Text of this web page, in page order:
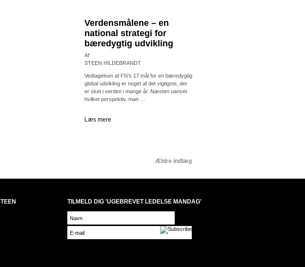
Verdensmålene – en
national strategi for
bæredygtig udvikling
Af
STEEN HILDEBRANDT
Vedtagelsen af FN’s 17 mål for en bæredygtig
global udvikling er noget af det vigtigste, der
er sket i verden i mange år. Næsten uanset
hvilket perspektiv, man …
Læs mere
Ældre indlæg
TILMELD DIG 'UGEBREVET LEDELSE MANDAG'